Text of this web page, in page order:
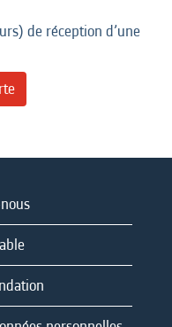
de réception d’une